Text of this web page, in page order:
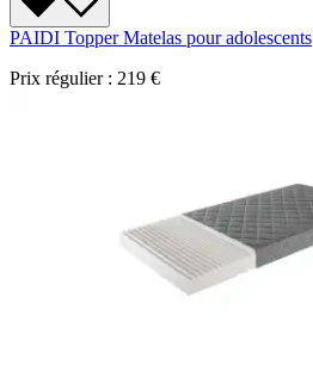
PAIDI Topper Matelas pour adolescents
Prix régulier : 219 €